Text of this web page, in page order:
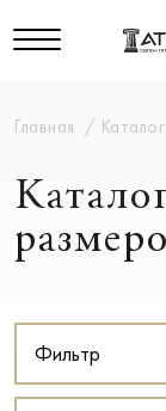
Главная
Фильтр